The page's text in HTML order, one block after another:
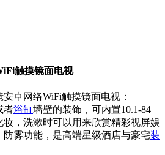
触摸镜面电视
安卓网络WiFi触摸镜面电视：
者浴缸墙壁的装饰，可内置10.1-84
，洗漱时可以用来欣赏精彩视屏娱
防雾功能，是高端星级酒店与豪宅装